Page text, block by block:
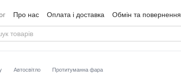
Про нас Оплата і доставка Обмін та повернення
користувача
Відгуки про магазин
Автосвітло Протитуманна фара